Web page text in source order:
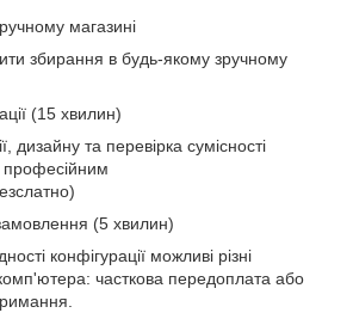
магазині
збирання в будь-якому зручному
(15 хвилин)
дизайну та перевірка сумісності
професійним
(5 хвилин)
конфігурації можливі різні
часткова передоплата або